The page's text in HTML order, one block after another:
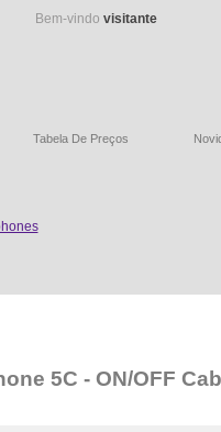
Bem-vindo visitante
Tabela De Preços
5C - ON/OFF